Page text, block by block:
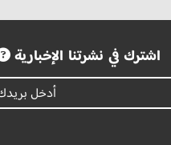
اشترك في نشرتنا الإخبارية